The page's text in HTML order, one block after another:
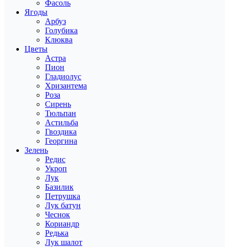
Фасоль
Ягоды
Арбуз
Голубика
Клюква
Цветы
Астра
Пион
Гладиолус
Хризантема
Роза
Сирень
Тюльпан
Астильба
Гвоздика
Георгина
Зелень
Редис
Укроп
Лук
Базилик
Петрушка
Лук батун
Чеснок
Кориандр
Редька
Лук шалот